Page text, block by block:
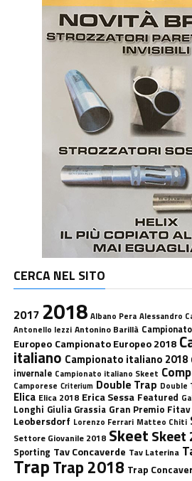
CERCA NEL SITO
2017 2018 Albano Pera Alessandro
Antonello Iezzi Antonino Barillà
Europeo Campionato Europeo 2018
italiano Campionato italiano 2018
invernale Campionato italiano Skeet
Camporese Criterium Double Trap Double
Elica Elica 2018 Erica Sessa Featured
Longhi Giulia Grassia Gran Premio Fitav
Leobersdorf Lorenzo Ferrari Matteo Chiti
Settore Giovanile 2018 SkeetSkeet
Sporting Tav Concaverde Tav Laterina
TrapTrap 2018 Trap